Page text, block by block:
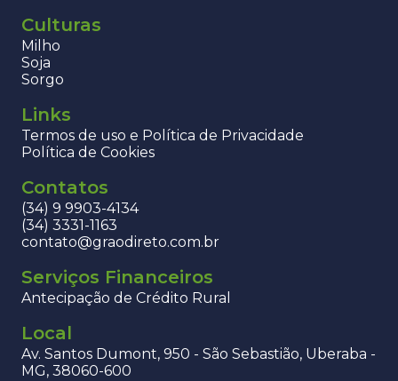
Culturas
Milho
Soja
Sorgo
Links
Termos de uso e Política de Privacidade
Política de Cookies
Contatos
(34) 9 9903-4134
(34) 3331-1163
contato@graodireto.com.br
Serviços Financeiros
Antecipação de Crédito Rural
Local
Av. Santos Dumont, 950 - São Sebastião, Uberaba -
MG, 38060-600